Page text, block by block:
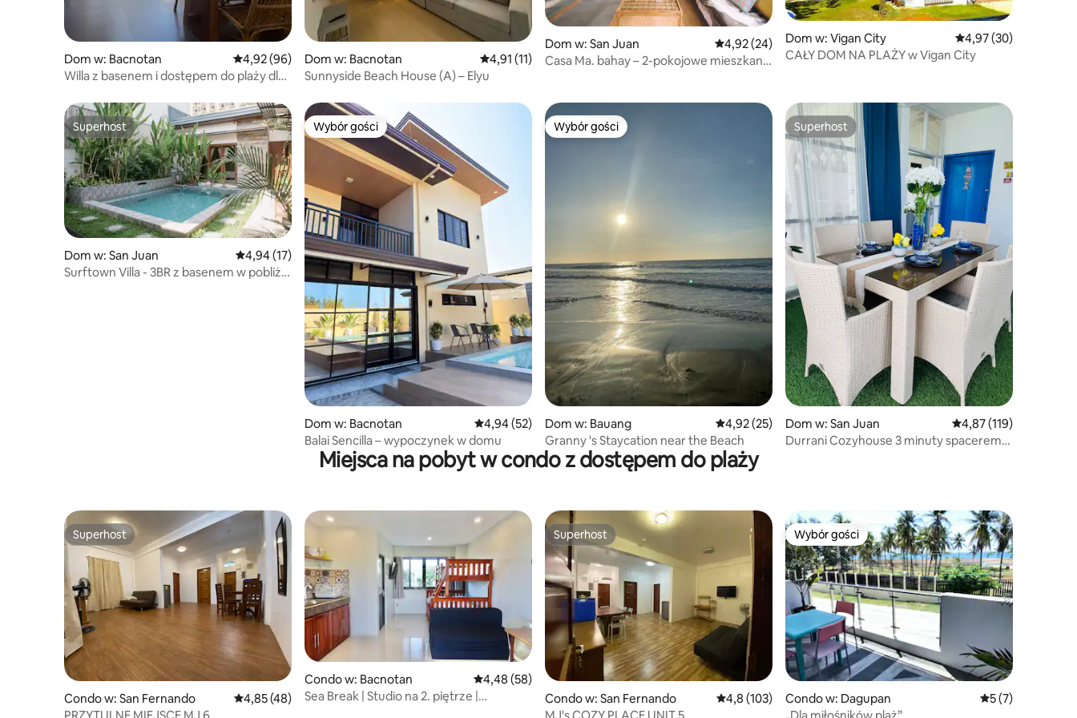
Dom w: Bacnotan Średnia ocena: 4,92 na 5, liczba recenzji: 96
4,92 (96)
Willa z basenem i dostępem do plaży dla
Dom w: Bacnotan Średnia ocena: 4,91 na 5, liczba recenzji: 11
4,91 (11)
Sunnyside Beach House (A) – Elyu
Dom w: San Juan Średnia ocena: 4,92 na 5, liczba recenzji: 24
4,92 (24)
Casa Ma. bahay – 2-pokojowe mieszkanie
Dom w: Vigan City Średnia ocena: 4,97
4,97 (30)
CAŁY DOM NA PLAŻY w Vigan City
Superhost
Superhost
Dom w: San Juan Średnia ocena: 4,94 na 5, liczba recenzji: 17
4,94 (17)
Surftown Villa - 3BR z basenem w pobliżu
Wybór gości
Wybór gości
Dom w: Bacnotan Średnia ocena: 4,94 na 5, liczba recenzji: 52
4,94 (52)
Balai Sencilla – wypoczynek w domu
Wybór gości
Wybór gości
Dom w: Bauang Średnia ocena: 4,92 na 5, liczba recenzji: 25
4,92 (25)
Granny 's Staycation near the Beach
Superhost
Superhost
Dom w: San Juan Średnia ocena: 4,87
4,87 (119)
Durrani Cozyhouse 3 minuty spacerem
Miejsca na pobyt w condo z dostępem do plaży
Superhost
Superhost
Condo w: San Fernando Średnia ocena: 4,85 na 5, liczba recenzji: 48
4,85 (48)
Condo w: Bacnotan Średnia ocena: 4,48 na 5, liczba recenzji: 58
4,48 (58)
Sea Break | Studio na 2. piętrze |
Superhost
Superhost
Condo w: San Fernando Średnia ocena: 4,8 na 5, liczba recenzji: 103
4,8 (103)
Wybór gości
Wybór gości
Condo w: Dagupan Średnia ocena: 5
5 (7)